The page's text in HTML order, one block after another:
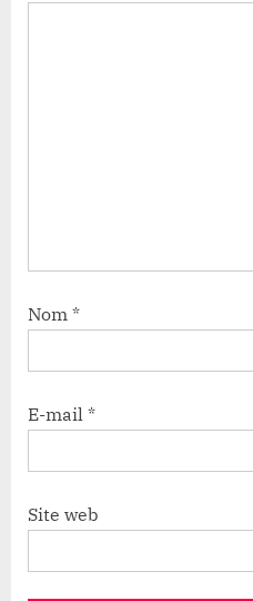
Nom *
E-mail *
Site web